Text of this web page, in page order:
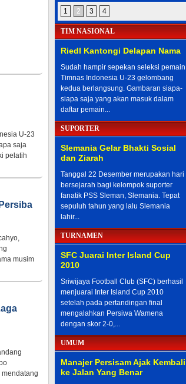
U-23
saja
pelatih
musim
1 2 3 4
TIM NASIONAL
Riedl Kantongi Delapan Nama
Sudah hampir sepekan seleksi pemain
Timnas Indonesia U-23 gelombang
kedua berlangsung. Gambaran siapa-
siapa saja yang akan masuk dalam
daftar pemain...
SUPORTER
Slemania Gelar Bhakti Sosial
dan Ziarah
Tanggal 22 Desember merupakan hari
bersejarah bagi kelompok suporter
fanatik PSS Sleman, Slemania. Tepat
sepuluh tahun yang lalu Slemania
lahir...
TURNAMEN
SFC Juarai Inter Island Cup
2010
Sriwijaya Football Club (SFC) berhasil
menjuarai Inter Island Cup 2010
setelah pada pertandingan final
mengalahkan Persiwa Wamena
dengan skor 2-0,...
UMUM
Manajer Persisam Ajak Kembali
ke Jalan Yang Benar